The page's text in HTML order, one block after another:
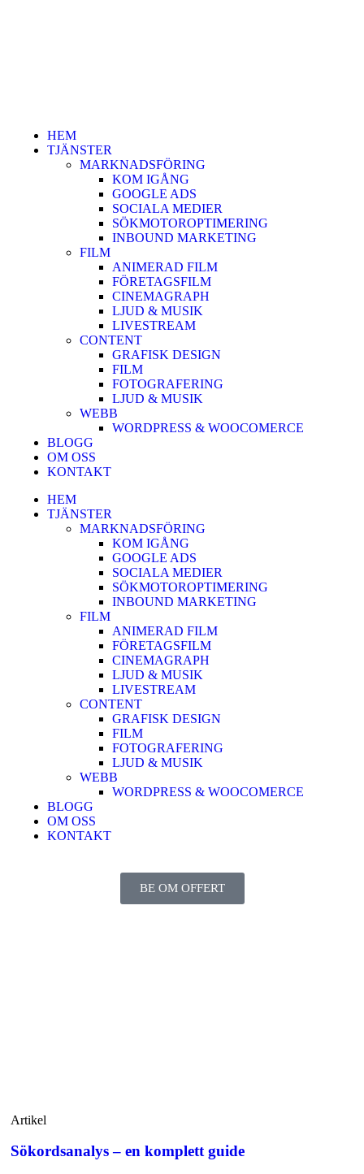
HEM
TJÄNSTER
MARKNADSFÖRING
KOM IGÅNG
GOOGLE ADS
SOCIALA MEDIER
SÖKMOTOROPTIMERING
INBOUND MARKETING
FILM
ANIMERAD FILM
FÖRETAGSFILM
CINEMAGRAPH
LJUD & MUSIK
LIVESTREAM
CONTENT
GRAFISK DESIGN
FILM
FOTOGRAFERING
LJUD & MUSIK
WEBB
WORDPRESS & WOOCOMERCE
BLOGG
OM OSS
KONTAKT
HEM
TJÄNSTER
MARKNADSFÖRING
KOM IGÅNG
GOOGLE ADS
SOCIALA MEDIER
SÖKMOTOROPTIMERING
INBOUND MARKETING
FILM
ANIMERAD FILM
FÖRETAGSFILM
CINEMAGRAPH
LJUD & MUSIK
LIVESTREAM
CONTENT
GRAFISK DESIGN
FILM
FOTOGRAFERING
LJUD & MUSIK
WEBB
WORDPRESS & WOOCOMERCE
BLOGG
OM OSS
KONTAKT
BE OM OFFERT
Artikel
Sökordsanalys – en komplett guide